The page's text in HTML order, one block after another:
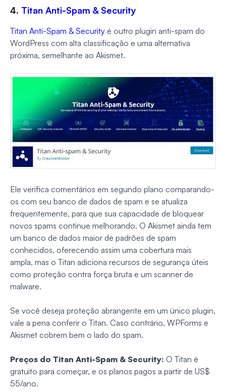
4. Titan Anti-Spam & Security
Titan Anti-Spam & Security é outro plugin anti-spam do
WordPress com alta classificação e uma alternativa
próxima, semelhante ao Akismet.
Ele verifica comentários em segundo plano comparando-
os com seu banco de dados de spam e se atualiza
frequentemente, para que sua capacidade de bloquear
novos spams continue melhorando. O Akismet ainda tem
um banco de dados maior de padrões de spam
conhecidos, oferecendo assim uma cobertura mais
ampla, mas o Titan adiciona recursos de segurança úteis
como proteção contra força bruta e um scanner de
malware.
Se você deseja proteção abrangente em um único plugin,
vale a pena conferir o Titan. Caso contrário, WPForms e
Akismet cobrem bem o lado do spam.
Preços do Titan Anti-Spam & Security: O Titan é
gratuito para começar, e os planos pagos a partir de US$
55/ano.